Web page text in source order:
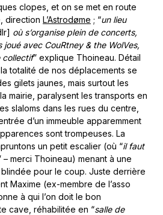
clopes, et on se met en route
direction L’Astrodøme ; “un lieu
où s’organise plein de concerts,
joué avec CouRtney & the WolVes,
collectif” explique Thoineau. Détail
totalité de nos déplacements se
gilets jaunes, mais surtout les
mairie, paralysent les transports en
slaloms dans les rues du centre,
d’un immeuble apparemment
sont trompeuses. La
un petit escalier (où “il faut
– merci Thoineau) menant à une
pour le coup. Juste derrière
Maxime (ex-membre de l’asso
à qui l’on doit le bon
cave, réhabilitée en “salle de